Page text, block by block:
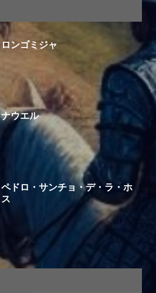
ロンゴミジャ
ナウエル
ペドロ・サンチョ・デ・ラ・ホ
ス